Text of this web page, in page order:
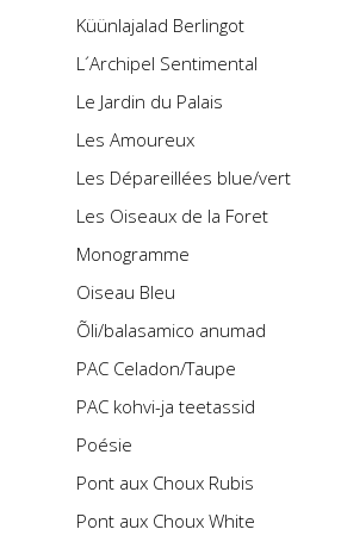
Küünlajalad Berlingot
L´Archipel Sentimental
Le Jardin du Palais
Les Amoureux
Les Dépareillées blue/vert
Les Oiseaux de la Foret
Monogramme
Oiseau Bleu
Õli/balasamico anumad
PAC Celadon/Taupe
PAC kohvi-ja teetassid
Poésie
Pont aux Choux Rubis
Pont aux Choux White